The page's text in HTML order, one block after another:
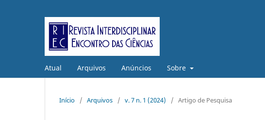
Atual Arquivos Anúncios Sobre
Início / Arquivos / v. 7 n. 1 (2024) / Artigo de Pesquisa